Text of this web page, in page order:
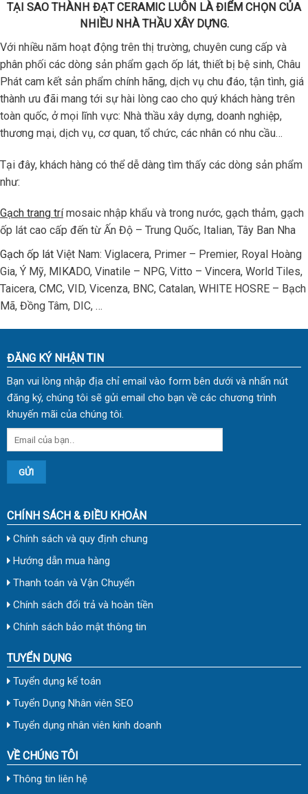
TẠI SAO THÀNH ĐẠT CERAMIC LUÔN LÀ ĐIỂM CHỌN CỦA
NHIỀU NHÀ THẦU XÂY DỰNG.
Với nhiều năm hoạt động trên thị trường, chuyên cung cấp và
phân phối các dòng sản phẩm gạch ốp lát, thiết bị bệ sinh, Châu
Phát cam kết sản phẩm chính hãng, dịch vụ chu đáo, tận tình, giá
thành ưu đãi mang tới sự hài lòng cao cho quý khách hàng trên
toàn quốc, ở mọi lĩnh vực: Nhà thầu xây dựng, doanh nghiệp,
thương mại, dịch vụ, cơ quan, tổ chức, các nhân có nhu cầu…
Tại đây, khách hàng có thể dễ dàng tìm thấy các dòng sản phẩm
như:
Gạch trang trímosaic nhập khẩu và trong nước, gạch thảm, gạch
ốp lát cao cấp đến từ Ấn Độ – Trung Quốc, Italian, Tây Ban Nha
Gạch ốp lát Việt Nam: Viglacera, Primer – Premier, Royal Hoàng
Gia, Ý Mỹ, MIKADO, Vinatile – NPG, Vitto – Vincera, World Tiles,
Taicera, CMC, VID, Vicenza, BNC, Catalan, WHITE HOSRE – Bạch
Mã, Đồng Tâm, DIC, …
ĐĂNG KÝ NHẬN TIN
Bạn vui lòng nhập địa chỉ email vào form bên dưới và nhấn nút
đăng ký, chúng tôi sẽ gửi email cho bạn về các chương trình
khuyến mãi của chúng tôi.
CHÍNH SÁCH & ĐIỀU KHOẢN
Chính sách và quy định chung
Hướng dẫn mua hàng
Thanh toán và Vận Chuyển
Chính sách đổi trả và hoàn tiền
Chính sách bảo mật thông tin
TUYỂN DỤNG
Tuyển dụng kế toán
Tuyển Dụng Nhân viên SEO
Tuyển dụng nhân viên kinh doanh
VỀ CHÚNG TÔI
Thông tin liên hệ